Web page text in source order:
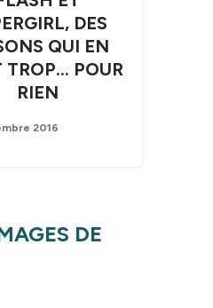
DES
QUI EN
TROP… POUR
RIEN
2016
DE